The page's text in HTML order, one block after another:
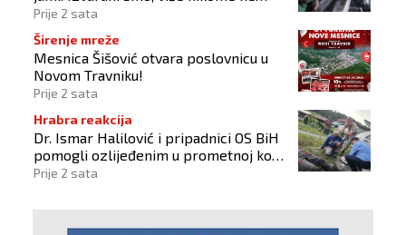
vjerujemo
Prije 2 sata
Širenje mreže
Mesnica Šišović otvara poslovnicu u
Novom Travniku!
Prije 2 sata
Hrabra reakcija
Dr. Ismar Halilović i pripadnici OS BiH
pomogli ozlijeđenim u prometnoj kod
Busovače!
Prije 2 sata